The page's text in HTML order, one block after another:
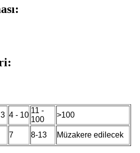
4 - 10
11 -
100
>100
7 8-13 Müzakere edilecek